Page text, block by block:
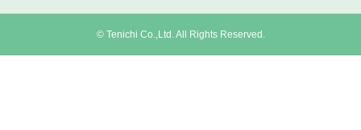
© Tenichi Co.,Ltd. All Rights Reserved.